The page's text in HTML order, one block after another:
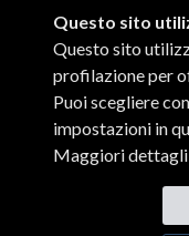
Questo sito
Questo sito
profilazione per
Puoi scegliere
impostazioni in
Maggiori dettagli